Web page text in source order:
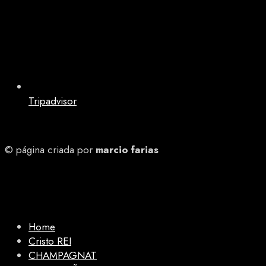
Tripadvisor
© página criada por marcio farias
Home
Cristo REI
CHAMPAGNAT